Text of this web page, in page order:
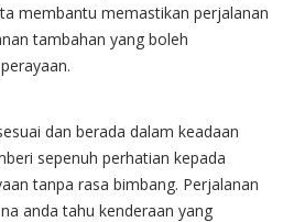
membantu memastikan perjalanan
tambahan yang boleh
dan berada dalam keadaan
sepenuh perhatian kepada
tanpa rasa bimbang. Perjalanan
anda tahu kenderaan yang